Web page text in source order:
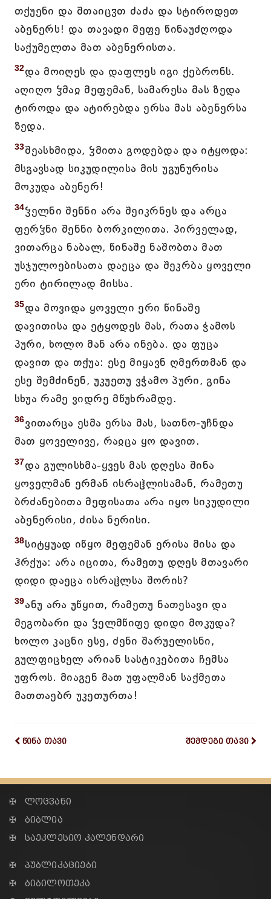
თქუენი და შთაიცჳთ ძაძა და სტიროდეთ
აბენერს! და თავადი მეფე წინაუძღოდა
საქუმელთა მათ აბენერისთა.
32და მოიღეს და დაფლეს იგი ქებრონს.
აღიღო ჴმაჲ მეფემან, სამარესა მას ზედა
ტიროდა და ატირებდა ერსა მას აბენერსა
ზედა.
33შეასხმიდა, ჴმითა გოდებდა და იტყოდა:
მსგავსად სიკუდილისა მის უგუნურისა
მოკუდა აბენერ!
34ჴელნი შენნი არა შეიკრნეს და არცა
ფერჴნი შენნი ბორკილითა. პირველად,
ვითარცა ნაბალ, წინაშე ნაშობთა მათ
უსჯულოებისათა დაეცა და შეკრბა ყოველი
ერი ტირილად მისსა.
35და მოვიდა ყოველი ერი წინაშე
დავითისა და ეტყოდეს მას, რათა ჭამოს
პური, ხოლო მან არა ინება. და ფუცა
დავით და თქუა: ესე მიყავნ ღმერთმან და
ესე შემძინენ, უკუეთუ ვჭამო პური, გინა
სხუა რამე ვიდრე მწუხრამდე.
36ვითარცა ესმა ერსა მას, სათნო-უჩნდა
მათ ყოველივე, რაჲცა ყო დავით.
37და გულისხმა-ყვეს მას დღესა შინა
ყოველმან ერმან ისრაჱლისამან, რამეთუ
ბრძანებითა მეფისათა არა იყო სიკუდილი
აბენერისი, ძისა ნერისი.
38სიტყუად იწყო მეფემან ერისა მისა და
ჰრქუა: არა იცითა, რამეთუ დღეს მთავარი
დიდი დაეცა ისრაჱლსა შორის?
39ანუ არა უწყით, რამეთუ ნათესავი და
მეგობარი და ჴელმწიფე დიდი მოკუდა?
ხოლო კაცნი ესე, ძენი შარუელისნი,
გულფიცხელ არიან სასტიკებითა ჩემსა
უფროს. მიაგენ მათ უფალმან საქმეთა
მათთაებრ უკეთურთა!
წინა თავი შემდეგი თავი
✠ ლოცვანი
✠ ბიბლია
✠ საეკლესიო კალენდარი
✠ პუბლიკაციები
✠ ბიბილოთეკა